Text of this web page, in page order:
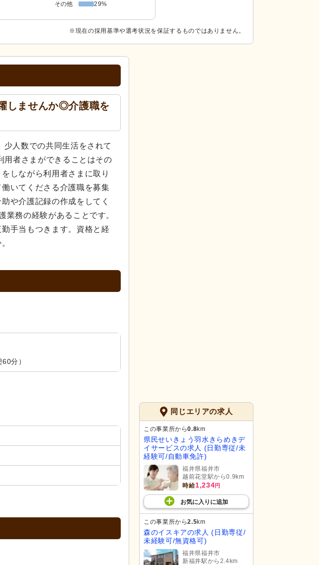
その他
29%
※現在の採用基準や選考状況を保証するものではありません。
しませんか◎介護職を
人数での共同生活をされて
用者さまができることはその
しながら利用者さまに取り
いてくださる介護職を募集
や介護記録の作成をしてく
業務の経験があることです。
手当もつきます。資格と経
分）
同じエリアの求人
この事業所から0.8km
県民せいきょう羽水きらめきデ
イサービスの求人 (日勤専従/未
経験可/自動車免許)
福井県福井市
越前花堂駅から0.9km
時給1,234円
お気に入り に追加
この事業所から2.5km
森のイスキアの求人 (日勤専従/
未経験可/無資格可)
福井県福井市
新福井駅から2.4km